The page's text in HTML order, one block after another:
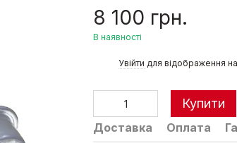
8 100 грн.
В наявності
Увійти для відображення
Купити
Доставка Оплата